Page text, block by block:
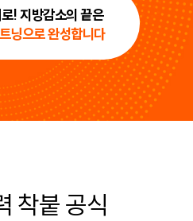
! 지방감소의 끝은
닝으로 완성합니다
착붙 공식